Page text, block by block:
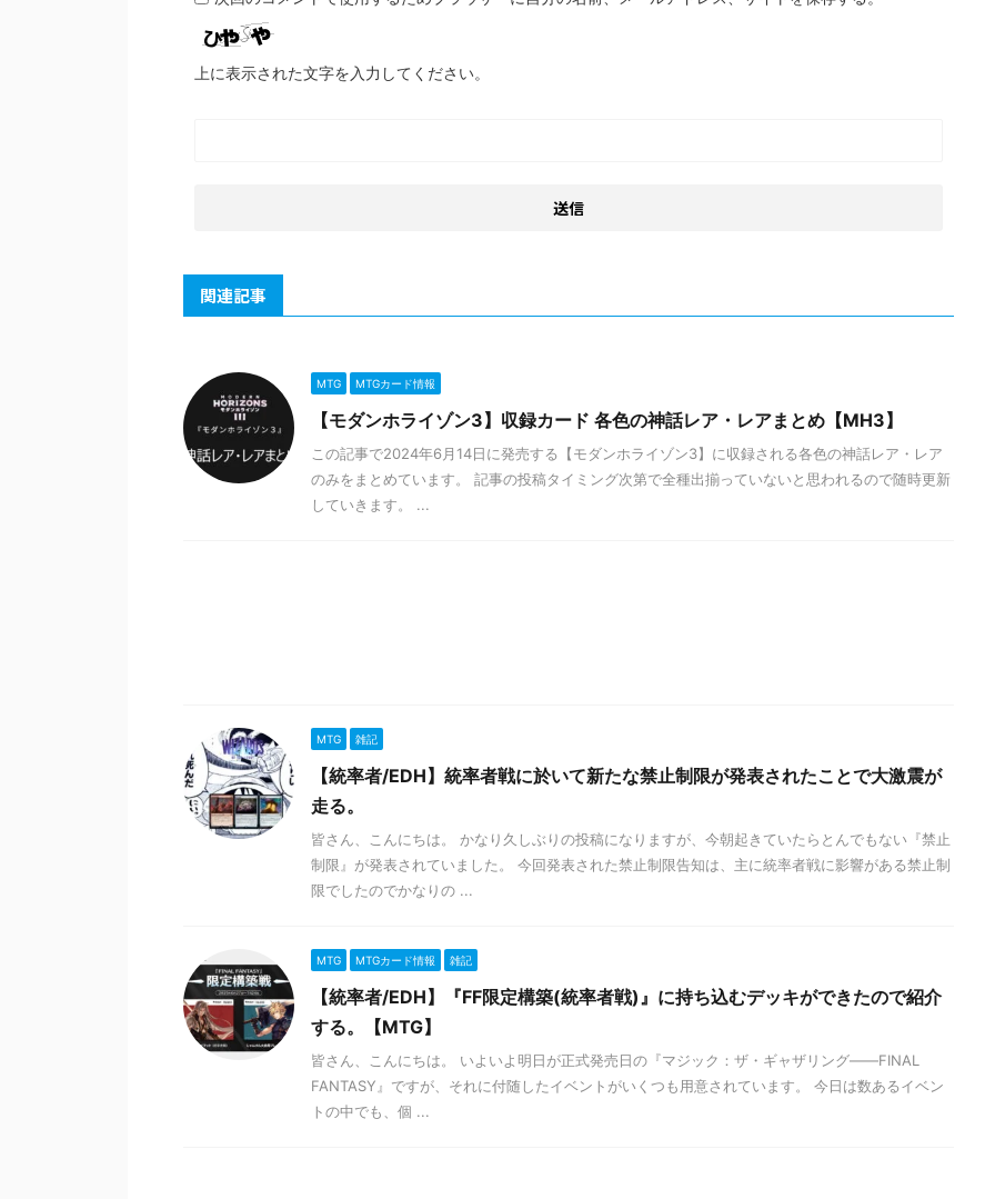
上に表示された文字を入力してください。
関連記事
MTG MTGカード情報
【モダンホライゾン3】収録カード 各色の神話レア・レアまとめ【MH3】
この記事で2024年6月14日に発売する【モダンホライゾン3】に収録される各色の神話レア・レア
のみをまとめています。 記事の投稿タイミング次第で全種出揃っていないと思われるので随時更新
していきます。 ...
MTG 雑記
【統率者/EDH】統率者戦に於いて新たな禁止制限が発表されたことで大激震が
走る。
皆さん、こんにちは。 かなり久しぶりの投稿になりますが、今朝起きていたらとんでもない『禁止
制限』が発表されていました。 今回発表された禁止制限告知は、主に統率者戦に影響がある禁止制
限でしたのでかなりの ...
MTG MTGカード情報 雑記
【統率者/EDH】『FF限定構築(統率者戦)』に持ち込むデッキができたので紹介
する。【MTG】
皆さん、こんにちは。 いよいよ明日が正式発売日の『マジック：ザ・ギャザリング――FINAL
FANTASY』ですが、それに付随したイベントがいくつも用意されています。 今日は数あるイベン
トの中でも、個 ...